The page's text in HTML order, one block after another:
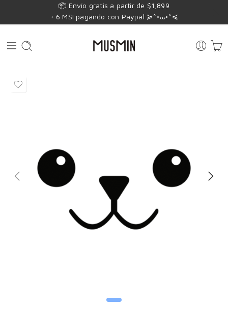
📦 Envío gratis a partir de $1,899
+ 6 MSI pagando con Paypal ≽^•⩊•^≼